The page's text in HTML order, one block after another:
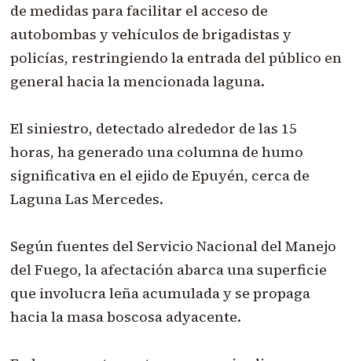
de medidas para facilitar el acceso de
autobombas y vehículos de brigadistas y
policías, restringiendo la entrada del público en
general hacia la mencionada laguna.
El siniestro, detectado alrededor de las 15
horas, ha generado una columna de humo
significativa en el ejido de Epuyén, cerca de
Laguna Las Mercedes.
Según fuentes del Servicio Nacional del Manejo
del Fuego, la afectación abarca una superficie
que involucra leña acumulada y se propaga
hacia la masa boscosa adyacente.